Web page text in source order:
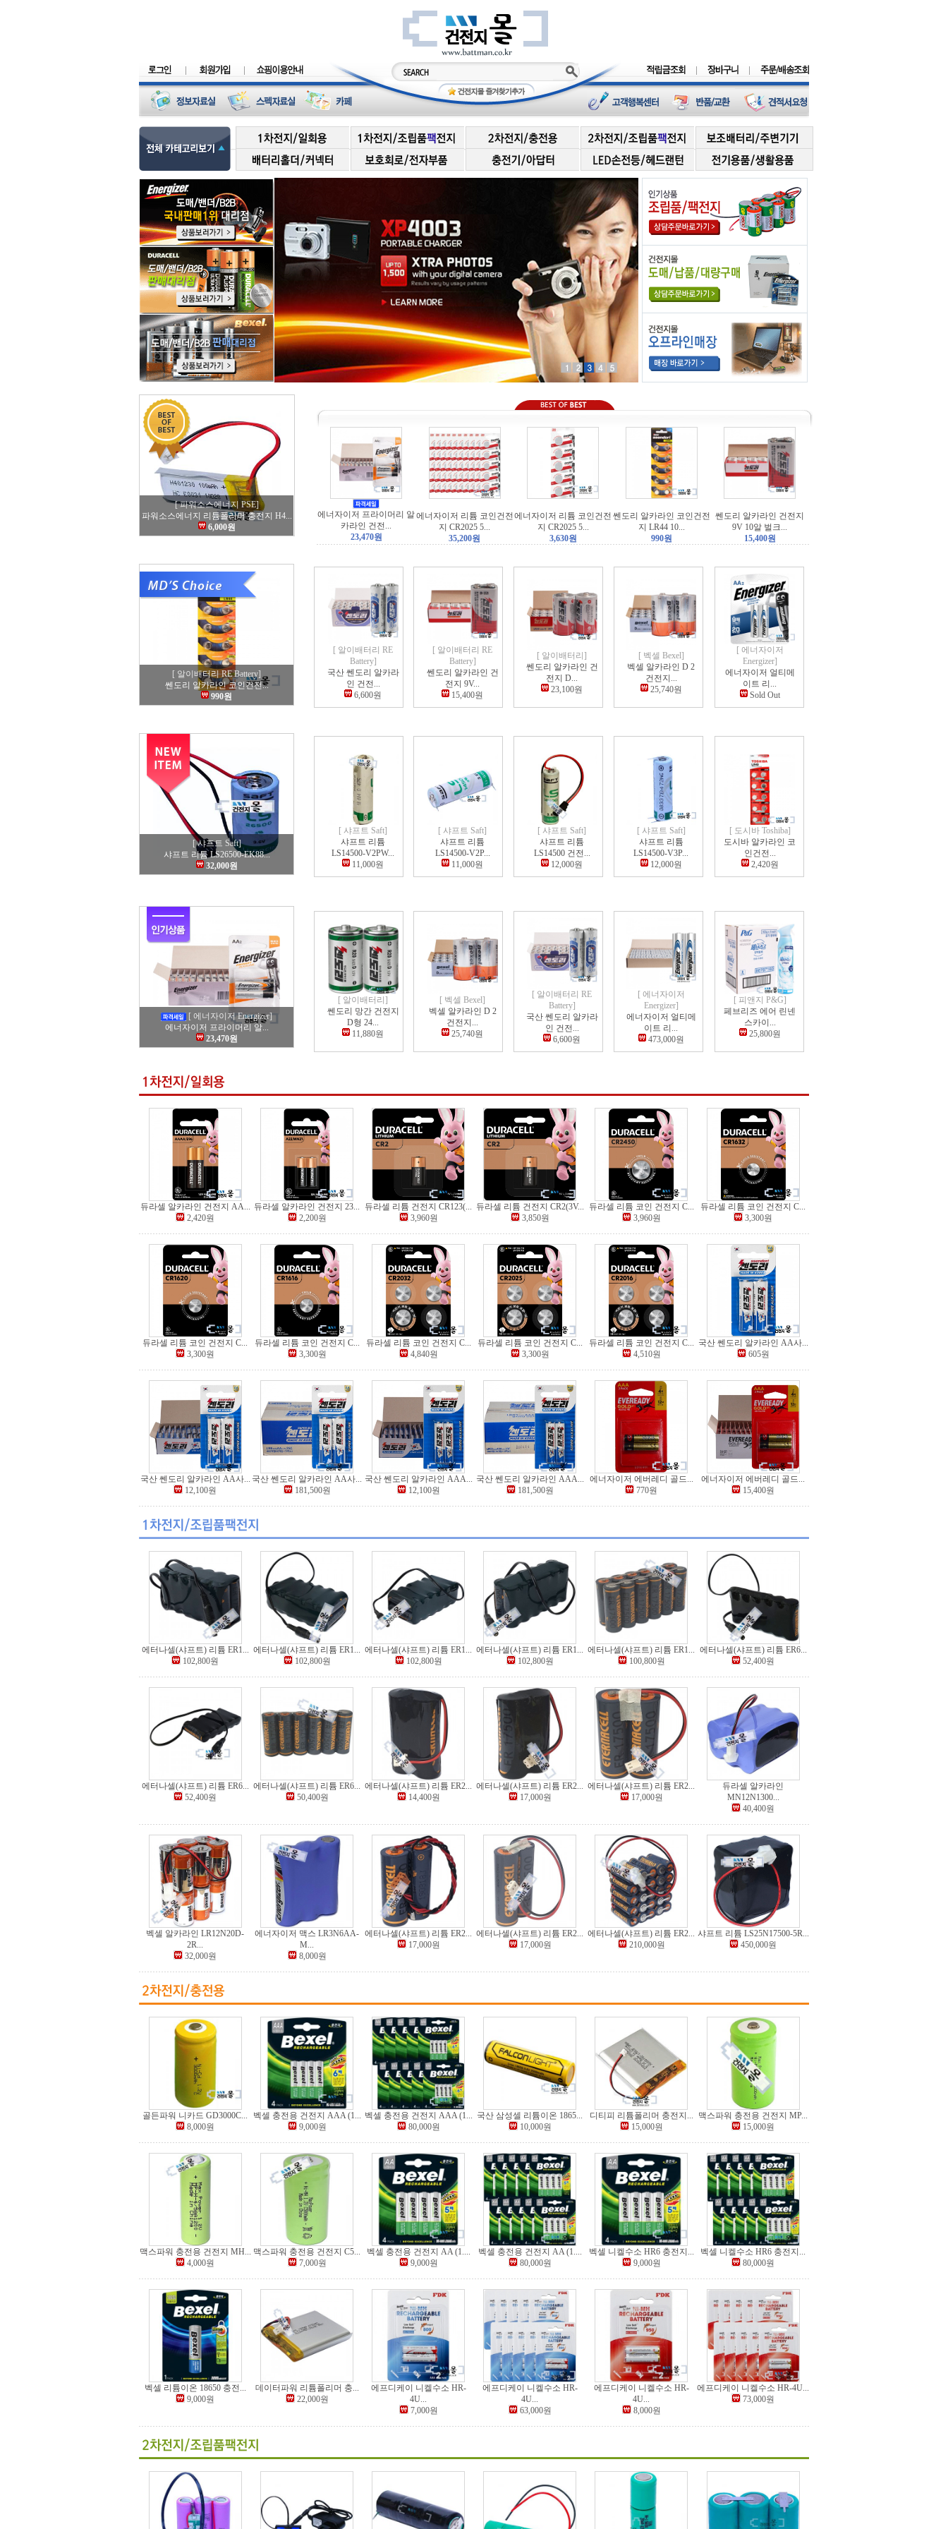
[ 파워소스에너지 PSE]
파워소스에너지 리튬폴리머 충전지 H4...
6,000원
에너자이저 프라이머리 알
카라인 건전...
23,470원
에너자이저 리튬 코인건전
지 CR2025 5...
35,200원
에너자이저 리튬 코인건전
지 CR2025 5...
3,630원
쎈도리 알카라인 코인건전
지 LR44 10...
990원
쎈도리 알카라인 건전지
9V 10알 벌크...
15,400원
[ 알이배터리 RE Battery]
쎈도리 알카라인 코인건전...
990원
[ 알이배터리 RE
Battery]
국산 쎈도리 알카라
인 건전...
6,600원
[ 알이배터리 RE
Battery]
쎈도리 알카라인 건
전지 9V...
15,400원
[ 알이배터리]
쎈도리 알카라인 건
전지 D...
23,100원
[ 벡셀 Bexel]
벡셀 알카라인 D 2
건전지...
25,740원
[ 에너자이저
Energizer]
에너자이저 얼티메
이트 리...
Sold Out
[ 샤프트 Saft]
샤프트 리튬 LS26500-EK88...
32,000원
[ 샤프트 Saft]
샤프트 리튬
LS14500-V2PW...
11,000원
[ 샤프트 Saft]
샤프트 리튬
LS14500-V2P...
11,000원
[ 샤프트 Saft]
샤프트 리튬
LS14500 건전...
12,000원
[ 샤프트 Saft]
샤프트 리튬
LS14500-V3P...
12,000원
[ 도시바 Toshiba]
도시바 알카라인 코
인건전...
2,420원
[ 에너자이저 Energizer]
에너자이저 프라이머리 알...
23,470원
[ 알이배터리]
쎈도리 망간 건전지
D형 24...
11,880원
[ 벡셀 Bexel]
벡셀 알카라인 D 2
건전지...
25,740원
[ 알이배터리 RE
Battery]
국산 쎈도리 알카라
인 건전...
6,600원
[ 에너자이저
Energizer]
에너자이저 얼티메
이트 리...
473,000원
[ 피앤지 P&G]
페브리즈 에어 린넨
스카이...
25,800원
듀라셀 알카라인 건전지 AA...
2,420원
듀라셀 알카라인 건전지 23...
2,200원
듀라셀 리튬 건전지 CR123(...
3,960원
듀라셀 리튬 건전지 CR2(3V...
3,850원
듀라셀 리튬 코인 건전지 C...
3,960원
듀라셀 리튬 코인 건전지 C...
3,300원
듀라셀 리튬 코인 건전지 C...
3,300원
듀라셀 리튬 코인 건전지 C...
3,300원
듀라셀 리튬 코인 건전지 C...
4,840원
듀라셀 리튬 코인 건전지 C...
3,300원
듀라셀 리튬 코인 건전지 C...
4,510원
국산 쎈도리 알카라인 AA사...
605원
국산 쎈도리 알카라인 AA사...
12,100원
국산 쎈도리 알카라인 AA사...
181,500원
국산 쎈도리 알카라인 AAA...
12,100원
국산 쎈도리 알카라인 AAA...
181,500원
에너자이저 에버레디 골드...
770원
에너자이저 에버레디 골드...
15,400원
에터나셀(샤프트) 리튬 ER1...
102,800원
에터나셀(샤프트) 리튬 ER1...
102,800원
에터나셀(샤프트) 리튬 ER1...
102,800원
에터나셀(샤프트) 리튬 ER1...
102,800원
에터나셀(샤프트) 리튬 ER1...
100,800원
에터나셀(샤프트) 리튬 ER6...
52,400원
에터나셀(샤프트) 리튬 ER6...
52,400원
에터나셀(샤프트) 리튬 ER6...
50,400원
에터나셀(샤프트) 리튬 ER2...
14,400원
에터나셀(샤프트) 리튬 ER2...
17,000원
에터나셀(샤프트) 리튬 ER2...
17,000원
듀라셀 알카라인
MN12N1300...
40,400원
벡셀 알카라인 LR12N20D-
2R...
32,000원
에너자이저 맥스 LR3N6AA-
M...
8,000원
에터나셀(샤프트) 리튬 ER2...
17,000원
에터나셀(샤프트) 리튬 ER2...
17,000원
에터나셀(샤프트) 리튬 ER2...
210,000원
샤프트 리튬 LS25N17500-5R...
450,000원
골든파워 니카드 GD3000C...
8,000원
벡셀 충전용 건전지 AAA (1...
9,000원
벡셀 충전용 건전지 AAA (1...
80,000원
국산 삼성셀 리튬이온 1865...
10,000원
디티피 리튬폴리머 충전지...
15,000원
맥스파워 충전용 건전지 MP...
15,000원
맥스파워 충전용 건전지 MH...
4,000원
맥스파워 충전용 건전지 C5...
7,000원
벡셀 충전용 건전지 AA (1....
9,000원
벡셀 충전용 건전지 AA (1....
80,000원
벡셀 니켈수소 HR6 충전지...
9,000원
벡셀 니켈수소 HR6 충전지...
80,000원
벡셀 리튬이온 18650 충전...
9,000원
데이터파워 리튬폴리머 충...
22,000원
에프디케이 니켈수소 HR-
4U...
7,000원
에프디케이 니켈수소 HR-
4U...
63,000원
에프디케이 니켈수소 HR-
4U...
8,000원
에프디케이 니켈수소 HR-4U...
73,000원